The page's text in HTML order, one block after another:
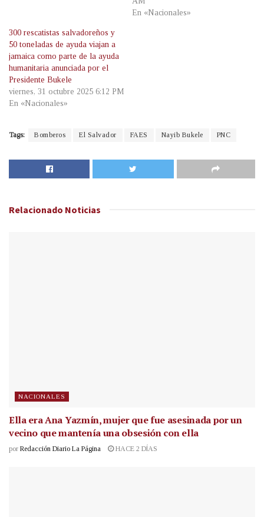
En «Nacionales»
300 rescatistas salvadoreños y
50 toneladas de ayuda viajan a
jamaica como parte de la ayuda
humanitaria anunciada por el
Presidente Bukele
viernes, 31 octubre 2025 6:12 PM
En «Nacionales»
Tags: Bomberos El Salvador FAES Nayib Bukele PNC
Relacionado Noticias
NACIONALES
Ella era Ana Yazmín, mujer que fue asesinada por un
vecino que mantenía una obsesión con ella
por Redacción Diario La Página HACE 2 DÍAS